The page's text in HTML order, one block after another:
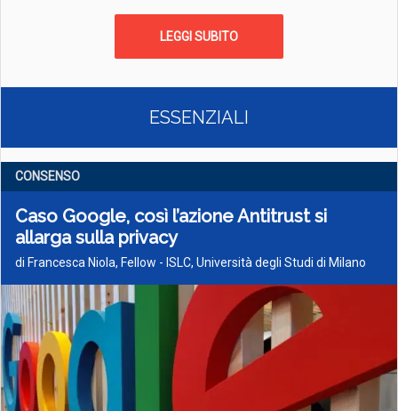
LEGGI SUBITO
ESSENZIALI
CONSENSO
Caso Google, così l’azione Antitrust si
allarga sulla privacy
di Francesca Niola, Fellow - ISLC, Università degli Studi di Milano